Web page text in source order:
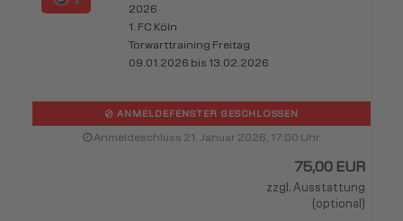
2026
1. FC Köln
Torwarttraining Freitag
09.01.2026 bis 13.02.2026
ANMELDEFENSTER GESCHLOSSEN
Anmeldeschluss 21. Januar 2026, 17:00 Uhr
75,00 EUR
zzgl. Ausstattung
(optional)